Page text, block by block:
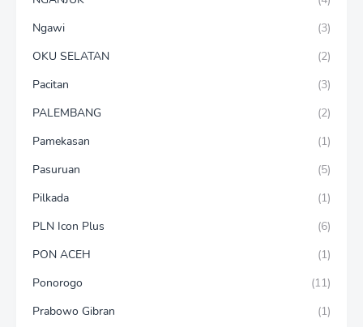
Ngawi
(3)
OKU SELATAN
(2)
Pacitan
(3)
PALEMBANG
(2)
Pamekasan
(1)
Pasuruan
(5)
Pilkada
(1)
PLN Icon Plus
(6)
PON ACEH
(1)
Ponorogo
(11)
Prabowo Gibran
(1)